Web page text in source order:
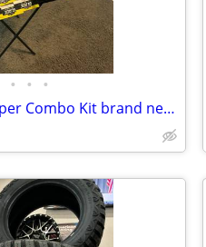
• • •
Blade Fusion 480 Super Combo Kit brand new never flown already assembled with sp